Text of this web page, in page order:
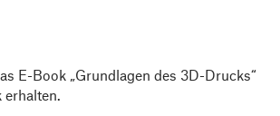
E-Book „Grundlagen des 3D-Drucks“
erhalten.